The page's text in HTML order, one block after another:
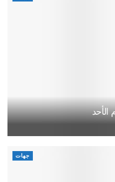
الأحد
جهات